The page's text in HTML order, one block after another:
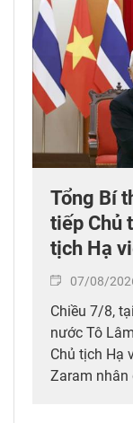
Tổng Bí
tiếp Chủ
tịch Hạ
07/08/
Chiều 7/8,
nước Tô
Chủ tịch Hạ
Zaram nhân